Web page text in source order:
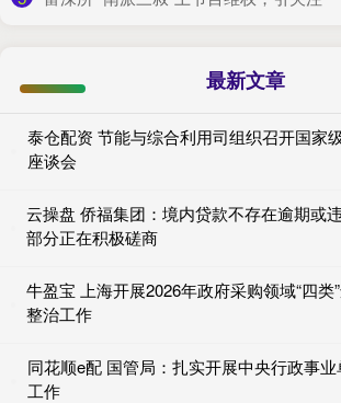
最新文章
泰仓配资 节能与综合利用司组织召开国家
座谈会
云操盘 侨福集团：境内贷款不存在逾期或
部分正在积极磋商
牛盈宝 上海开展2026年政府采购领域“四类
整治工作
同花顺e配 国管局：扎实开展中央行政事
工作